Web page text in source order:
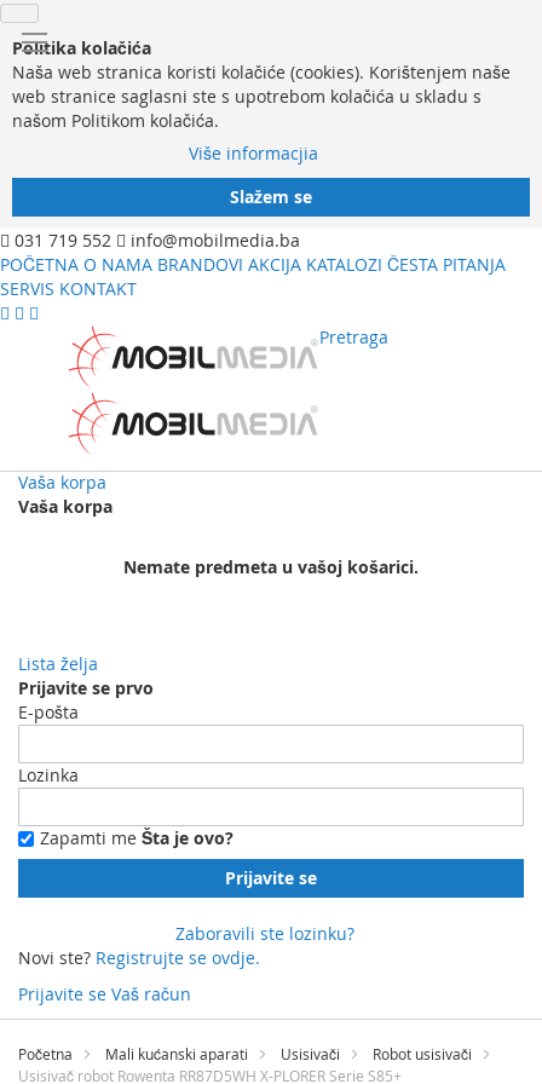
Politika kolačića
Naša web stranica koristi kolačiće (cookies). Korištenjem naše
web stranice saglasni ste s upotrebom kolačića u skladu s
našom Politikom kolačića.
Više informacjia
Slažem se
031 719 552
info@mobilmedia.ba
POČETNA O NAMA BRANDOVI AKCIJA KATALOZI ČESTA PITANJA
SERVIS KONTAKT
Pretraga
Vaša korpa
Vaša korpa
Nemate predmeta u vašoj košarici.
Lista želja
Prijavite se prvo
E-pošta
Lozinka
Zapamti me Šta je ovo?
Prijavite se
Zaboravili ste lozinku?
Novi ste? Registrujte se ovdje.
Prijavite se Vaš račun
Preskočite
sadržaj
Početna Mali kućanski aparati Usisivači
Robot usisivači
Usisivač robot Rowenta RR87D5WH X-PLORER Serie S85+